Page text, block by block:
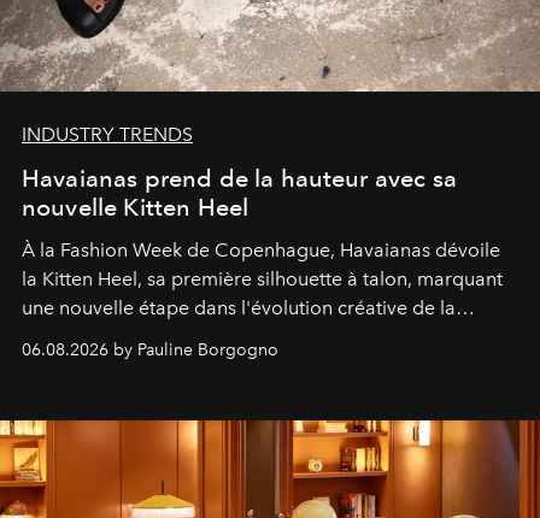
INDUSTRY TRENDS
Havaianas prend de la hauteur avec sa
nouvelle Kitten Heel
À la Fashion Week de Copenhague, Havaianas dévoile
la Kitten Heel, sa première silhouette à talon, marquant
une nouvelle étape dans l'évolution créative de la
06.08.2026 by Pauline Borgogno